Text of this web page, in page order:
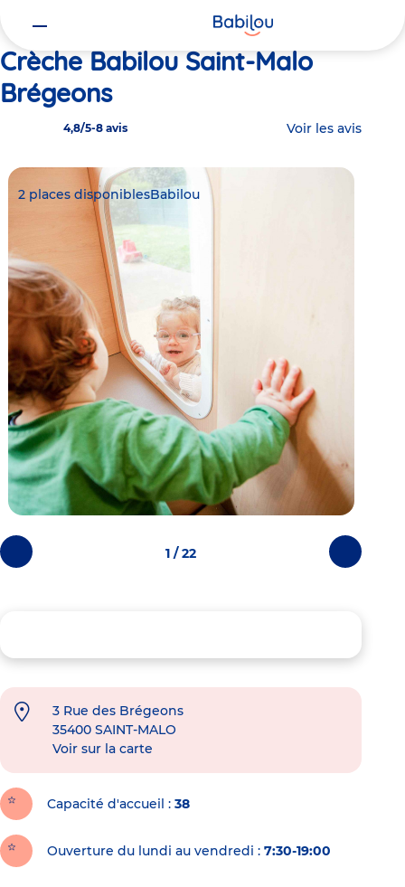
Crèche Babilou Saint-Malo
Brégeons
4,8/5-8 avis Voir les avis
Photos
précédentes
Photos
suivantes
2 places disponiblesBabilou
1 / 22
3 Rue des Brégeons
35400 SAINT-MALO
Voir sur la carte
Capacité d'accueil 38
Ouverture du lundi au vendredi : 7:30-19:00